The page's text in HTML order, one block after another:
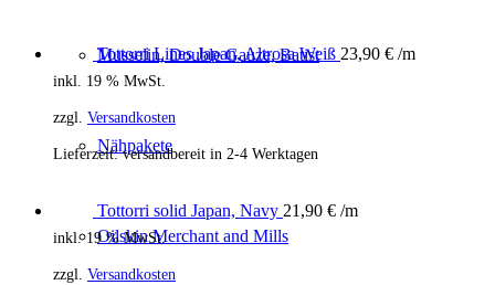
Musselin, Double Gauze, Batist
Nähpakete
Oilskin Merchant and Mills
Tottorri Lines Japan, Altrosa Weiß 23,90 € /m
inkl. 19 % MwSt.
zzgl. Versandkosten
Lieferzeit:versandbereit in 2-4 Werktagen
Tottorri solid Japan, Navy 21,90 € /m
inkl. 19 % MwSt.
zzgl. Versandkosten